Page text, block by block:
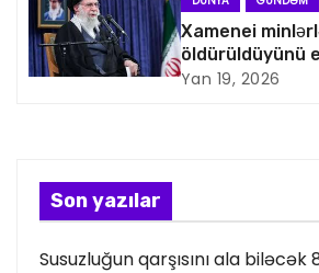
i
y
s
ı
Xamenei
öldürüldüyünü
Yan 19, 2026
Son yazılar
Susuzluğun qarşısını ala biləcək